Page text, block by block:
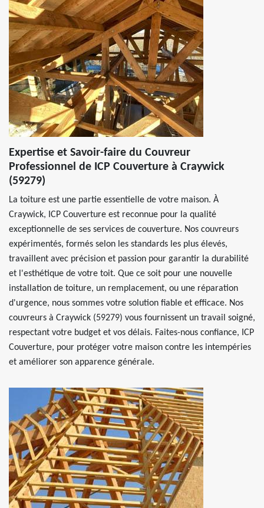
Expertise et Savoir-faire du Couvreur
Professionnel de ICP Couverture à Craywick
(59279)
La toiture est une partie essentielle de votre maison. À
Craywick, ICP Couverture est reconnue pour la qualité
exceptionnelle de ses services de couverture. Nos couvreurs
expérimentés, formés selon les standards les plus élevés,
travaillent avec précision et passion pour garantir la durabilité
et l'esthétique de votre toit. Que ce soit pour une nouvelle
installation de toiture, un remplacement, ou une réparation
d'urgence, nous sommes votre solution fiable et efficace. Nos
couvreurs à Craywick (59279) vous fournissent un travail soigné,
respectant votre budget et vos délais. Faites-nous confiance, ICP
Couverture, pour protéger votre maison contre les intempéries
et améliorer son apparence générale.